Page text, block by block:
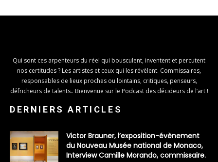
Qui sont ces arpenteurs du réel qui bousculent, inventent et percutent
nos certitudes ? Les artistes et ceux qui les révèlent. Commissaires,
responsables de lieux proches ou lointains, critiques, penseurs,
défricheurs de talents.. Bienvenue sur le Podcast des décideurs de l’art !
DERNIERS ARTICLES
Victor Brauner, l’exposition-évènement
du Nouveau Musée national de Monaco,
Interview Camille Morando, commissaire.